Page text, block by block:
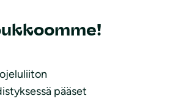
pääset